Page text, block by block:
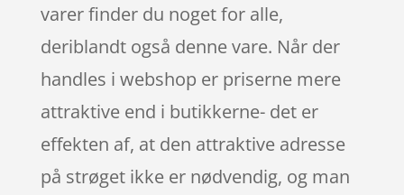
varer finder du noget for alle,
deriblandt også denne vare. Når der
handles i webshop er priserne mere
attraktive end i butikkerne- det er
effekten af, at den attraktive adresse
på strøget ikke er nødvendig, og man